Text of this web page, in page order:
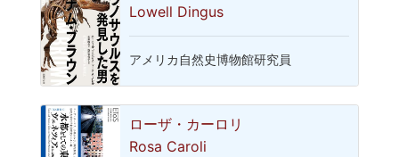
Lowell Dingus
アメリカ自然史博物館研究員
ローザ・カーロリ
Rosa Caroli